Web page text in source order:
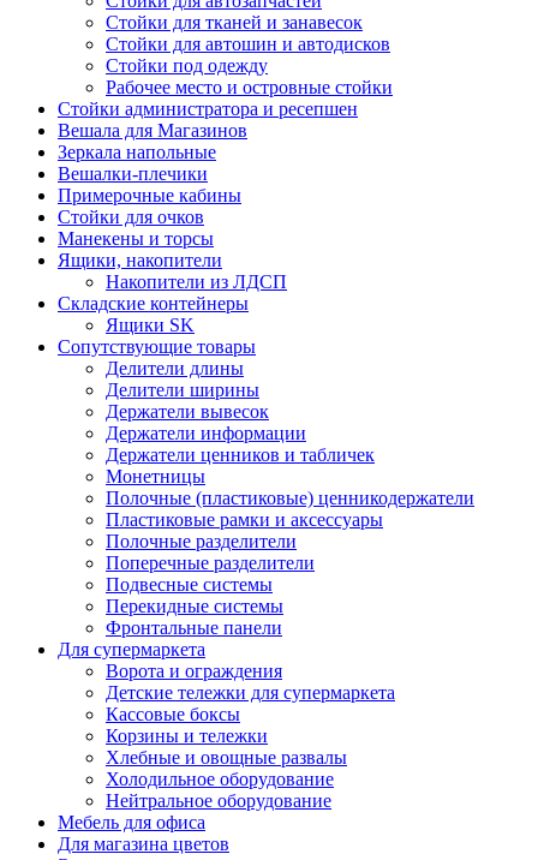
Стойки для тканей и занавесок
Стойки для автошин и автодисков
Стойки под одежду
Рабочее место и островные стойки
Стойки администратора и ресепшен
Вешала для Магазинов
Зеркала напольные
Вешалки-плечики
Примерочные кабины
Стойки для очков
Манекены и торсы
Ящики, накопители
Накопители из ЛДСП
Складские контейнеры
Ящики SK
Сопутствующие товары
Делители длины
Делители ширины
Держатели вывесок
Держатели информации
Держатели ценников и табличек
Монетницы
Полочные (пластиковые) ценникодержатели
Пластиковые рамки и аксессуары
Полочные разделители
Поперечные разделители
Подвесные системы
Перекидные системы
Фронтальные панели
Для супермаркета
Ворота и ограждения
Детские тележки для супермаркета
Кассовые боксы
Корзины и тележки
Хлебные и овощные развалы
Холодильное оборудование
Нейтральное оборудование
Мебель для офиса
Для магазина цветов